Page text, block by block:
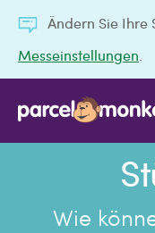
Ändern Sie Ihre
Messeinstellungen
Wie